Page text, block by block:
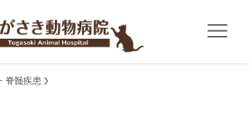
脊髄疾患